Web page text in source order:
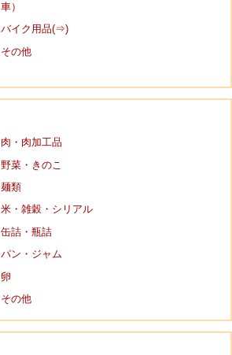
車）
バイク用品(⇒)
その他
肉・肉加工品
野菜・きのこ
麺類
米・雑穀・シリアル
缶詰・瓶詰
パン・ジャム
卵
その他